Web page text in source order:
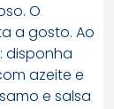
O
a gosto. Ao
disponha
azeite e
e salsa